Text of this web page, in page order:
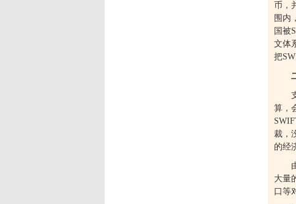
币，
围内
国被
文体
把
支
算，
裁，
的经
由
大量
口等